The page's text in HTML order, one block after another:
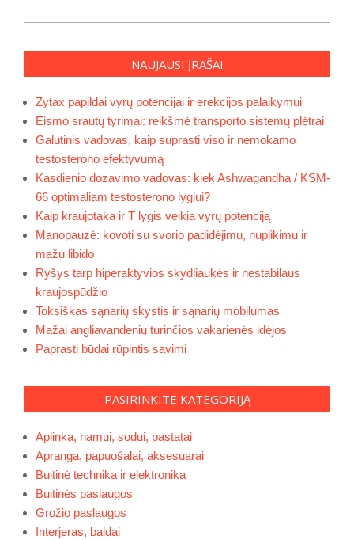
NAUJAUSI ĮRAŠAI
Zytax papildai vyrų potencijai ir erekcijos palaikymui
Eismo srautų tyrimai: reikšmė transporto sistemų plėtrai
Galutinis vadovas, kaip suprasti viso ir nemokamo
testosterono efektyvumą
Kasdienio dozavimo vadovas: kiek Ashwagandha / KSM-
66 optimaliam testosterono lygiui?
Kaip kraujotaka ir T lygis veikia vyrų potenciją
Manopauzė: kovoti su svorio padidėjimu, nuplikimu ir
mažu libido
Ryšys tarp hiperaktyvios skydliaukės ir nestabilaus
kraujospūdžio
Toksiškas sąnarių skystis ir sąnarių mobilumas
Mažai angliavandenių turinčios vakarienės idėjos
Paprasti būdai rūpintis savimi
PASIRINKITE KATEGORIJĄ
Aplinka, namui, sodui, pastatai
Apranga, papuošalai, aksesuarai
Buitinė technika ir elektronika
Buitinės paslaugos
Grožio paslaugos
Interjeras, baldai